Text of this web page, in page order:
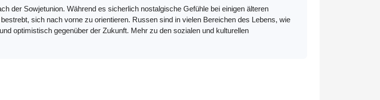
der Sowjetunion. Während es sicherlich nostalgische Gefühle bei einigen älteren
sich nach vorne zu orientieren. Russen sind in vielen Bereichen des Lebens, wie
optimistisch gegenüber der Zukunft. Mehr zu den sozialen und kulturellen